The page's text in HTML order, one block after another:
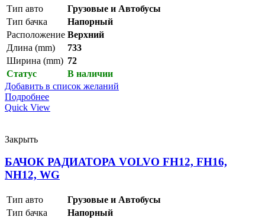
Тип авто
Грузовые и Автобусы
Тип бачка
Напорный
Расположение Верхний
Длина (mm)
733
Ширина (mm) 72
Статус
В наличии
Добавить в список желаний
Подробнее
Quick View
Закрыть
БАЧОК РАДИАТОРА VOLVO FH12, FH16,
NH12, WG
Тип авто
Грузовые и Автобусы
Тип бачка
Напорный